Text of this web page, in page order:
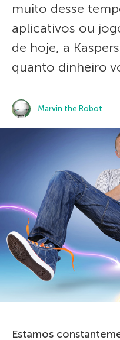
muito desse
aplicativos ou
de hoje, a
quanto dinheiro
Marvin the Robot
Estamos